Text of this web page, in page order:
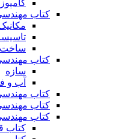
کتاب
ساخت
کتاب
سازه
آب و
کتاب
کتاب
کتاب
کتاب